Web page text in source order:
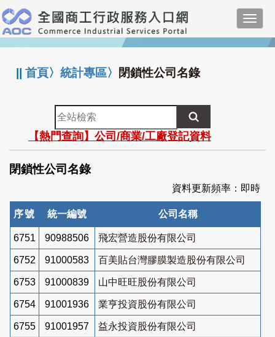
跳
到
主
要
:::
||首頁〉統計專區〉 閉鎖性公司名錄
全
站
檢
索
【熱門查詢】公司/商業/工廠登記資料
閉鎖性公司名錄
資料更新頻率：即時
序號 統一編號 公司名稱
6751 90988506 飛宏營造股份有限公司
6752 91000583 百美貼台灣膠膜製造股份有限公司
6753 91000839 山中旺旺股份有限公司
6754 91001936 業亨投資股份有限公司
6755 91001957 益永投資股份有限公司